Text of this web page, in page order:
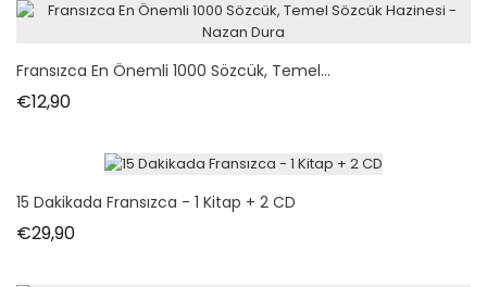
Fransızca En Önemli 1000 Sözcük, Temel...
€12,90Fiyat
15 Dakikada Fransızca - 1 Kitap + 2 CD
€29,90Fiyat